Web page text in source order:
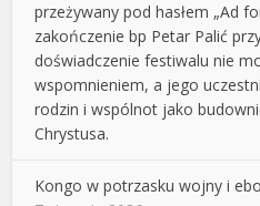
przeżywany pod hasłem „Ad
zakończenie bp Petar Palić
doświadczenie festiwalu nie
wspomnieniem, a jego
rodzin i wspólnot jako
Chrystusa.
Kongo w potrzasku wojny i